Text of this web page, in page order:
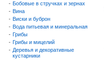
- Бобовые в стручках и зернах
- Вина
- Виски и буброн
- Вода питьевая и минеральная
- Грибы
- Грибы и мицелий
- Деревья и декоративные
кустарники